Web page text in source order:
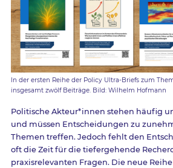
In der ersten Reihe der Policy Ultra-Briefs zum
insgesamt zwölf Beiträge. Bild: Wilhelm Hofmann
Politische Akteur*innen stehen häufig
und müssen Entscheidungen zu
Themen treffen. Jedoch fehlt den
oft die Zeit für die tiefergehende
praxisrelevanten Fragen. Die neue